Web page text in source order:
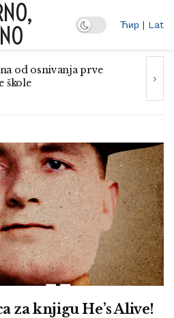
Ћир | Lat
od osnivanja prve
škole
za knjigu He’s Alive!